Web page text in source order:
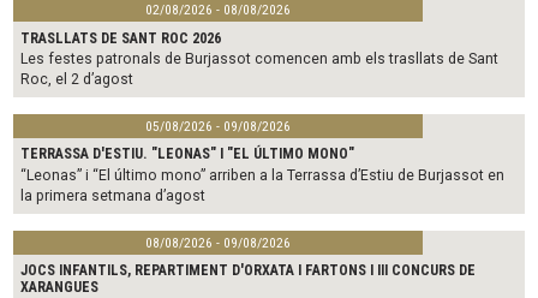
02/08/2026 - 08/08/2026
TRASLLATS DE SANT ROC 2026
Les festes patronals de Burjassot comencen amb els trasllats de Sant
Roc, el 2 d’agost
05/08/2026 - 09/08/2026
TERRASSA D'ESTIU. "LEONAS" I "EL ÚLTIMO MONO"
“Leonas” i “El último mono” arriben a la Terrassa d’Estiu de Burjassot en
la primera setmana d’agost
08/08/2026 - 09/08/2026
JOCS INFANTILS, REPARTIMENT D'ORXATA I FARTONS I III CONCURS DE
XARANGUES